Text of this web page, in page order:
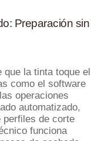
Preparación sin
que la tinta toque el
como el software
operaciones
automatizado,
perfiles de corte
funciona